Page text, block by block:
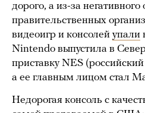
дорого, а из-за
правительственных
видеоигр и консолей упали
Nintendo выпустила в
приставку NES
а ее главным лицом стал
Недорогая консоль с